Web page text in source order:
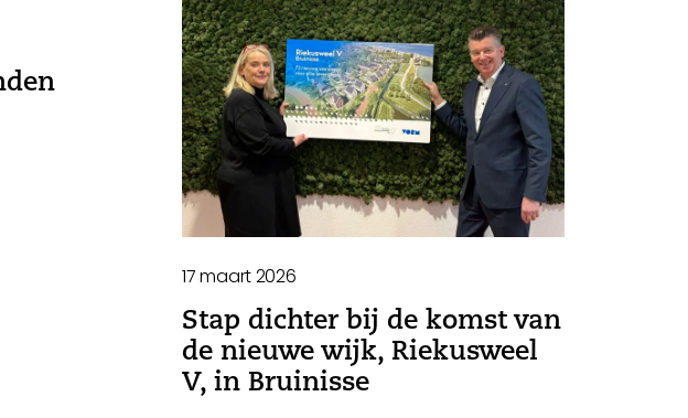
17 maart 2026
Stap dichter bij de komst van
de nieuwe wijk, Riekusweel
V, in Bruinisse